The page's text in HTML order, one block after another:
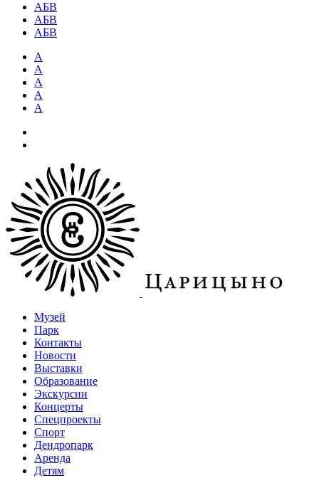
АБВ
АБВ
АБВ
А
А
А
А
А
Музей
Парк
Контакты
Новости
Выставки
Образование
Экскурсии
Концерты
Спецпроекты
Спорт
Дендропарк
Аренда
Детям